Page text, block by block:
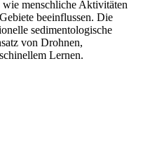
menschliche Aktivitäten
beeinflussen. Die
sedimentologische
von Drohnen,
Lernen.